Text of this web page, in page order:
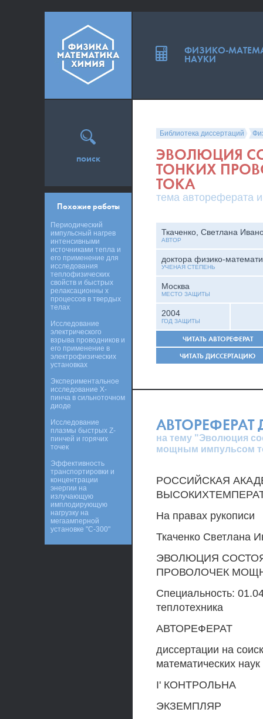
Библиотека диссертаций
ЭВОЛЮЦИЯ
ТОНКИХ
ТОКА
тема автореферата
Ткаченко, Светлана
АВТОР
доктора физико-
УЧЕНАЯ СТЕПЕНЬ
Москва
МЕСТО ЗАЩИТЫ
2004
ГОД ЗАЩИТЫ
ЧИТАТЬ АВТОРЕФЕРАТ
ЧИТАТЬ ДИССЕРТАЦИЮ
АВТОРЕФЕРАТ
на тему "Эволюция
мощным импульсом
РОССИЙСКАЯ
На правах рукописи
Ткаченко Светлана
ЭВОЛЮЦИЯ
ПРОВОЛОЧЕК
Специальность:
теплотехника
АВТОРЕФЕРАТ
диссертации на
математических наук
I' КОНТРОЛЬНА
ЭКЗЕМПЛЯР
поиск
Похожие работы
Периодический
импульсный нагрев
интенсивными
источниками тепла и
его применение для
исследования
теплофизических
свойств и быстрых
релаксационны х
процессов в твердых
телах
Исследование
электрического
взрыва проводников и
его применение в
электрофизических
установках
Экспериментальное
исследование Х-
пинча в сильноточном
диоде
Исследование
плазмы быстрых Z-
пинчей и горячих
точек
Эффективность
транспортировки и
концентрации
энергии на
излучающую
имплодирующую
нагрузку на
мегаамперной
установке "С-300"
ФИЗИКО-
НАУКИ